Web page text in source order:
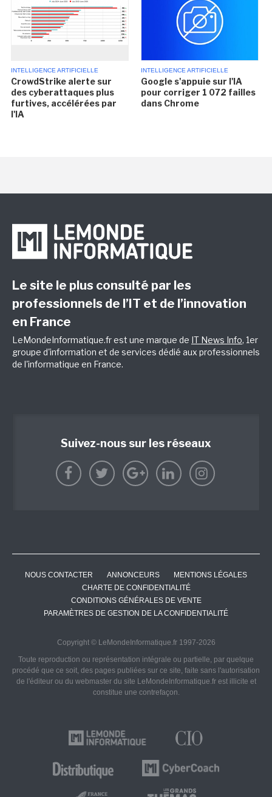
INTELLIGENCE ARTIFICIELLE
CrowdStrike alerte sur
des cyberattaques plus
furtives, accélérées par
l'IA
INTELLIGENCE ARTIFICIELLE
Google s'appuie sur l'IA
pour corriger 1 072 failles
dans Chrome
Le site le plus consulté par les
professionnels de l’IT et de l’innovation
en France
LeMondeInformatique.fr est une marque de IT News Info, 1er
groupe d'information et de services dédié aux professionnels
de l'informatique en France.
Suivez-nous sur les réseaux
NOUS CONTACTER ANNONCEURS
MENTIONS LÉGALES
CHARTE DE CONFIDENTIALITÉ
CONDITIONS GÉNÉRALES DE VENTE
PARAMÈTRES DE GESTION DE LA CONFIDENTIALITÉ
Copyright © LeMondeInformatique.fr 1997-2026
Toute reproduction ou représentation intégrale ou partielle, par quelque
procédé que ce soit, des pages publiées sur ce site, faite sans l'autorisation
de l'éditeur ou du webmaster du site LeMondeInformatique.fr est illicite et
constitue une contrefaçon.